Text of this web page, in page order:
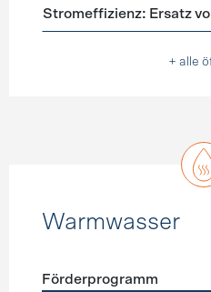
Stromeffizienz: Ersatz
+ alle
Warmwasser
Förderprogramm